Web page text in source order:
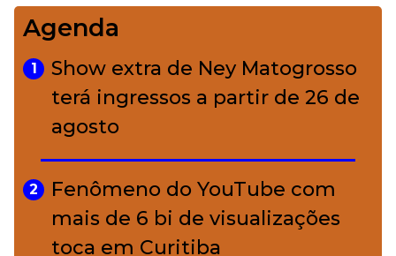
4
Bolsas de palha e ráfia: o
charme rústico que
conquistou o luxo
A ciência por trás da skincare: a
função de cada ativo
Agenda
1
Show extra de Ney Matogrosso
terá ingressos a partir de 26 de
agosto
2
Fenômeno do YouTube com
mais de 6 bi de visualizações
toca em Curitiba